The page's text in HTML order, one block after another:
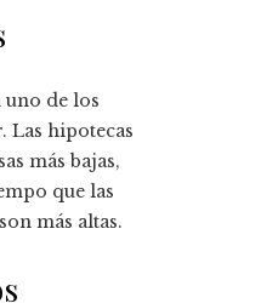
uno de los
Las hipotecas
más bajas,
que las
más altas.